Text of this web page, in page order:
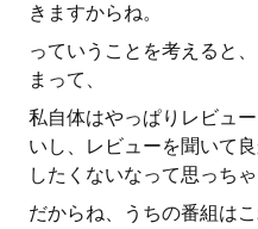
きますからね。
っていうことを考えると
まって、
私自体はやっぱりレビュ
いし、レビューを聞いて
したくないなって思っち
だからね、うちの番組は